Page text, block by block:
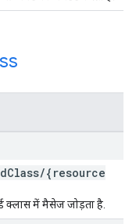
Class/{resource
क्लास में मैसेज जोड़ता है.